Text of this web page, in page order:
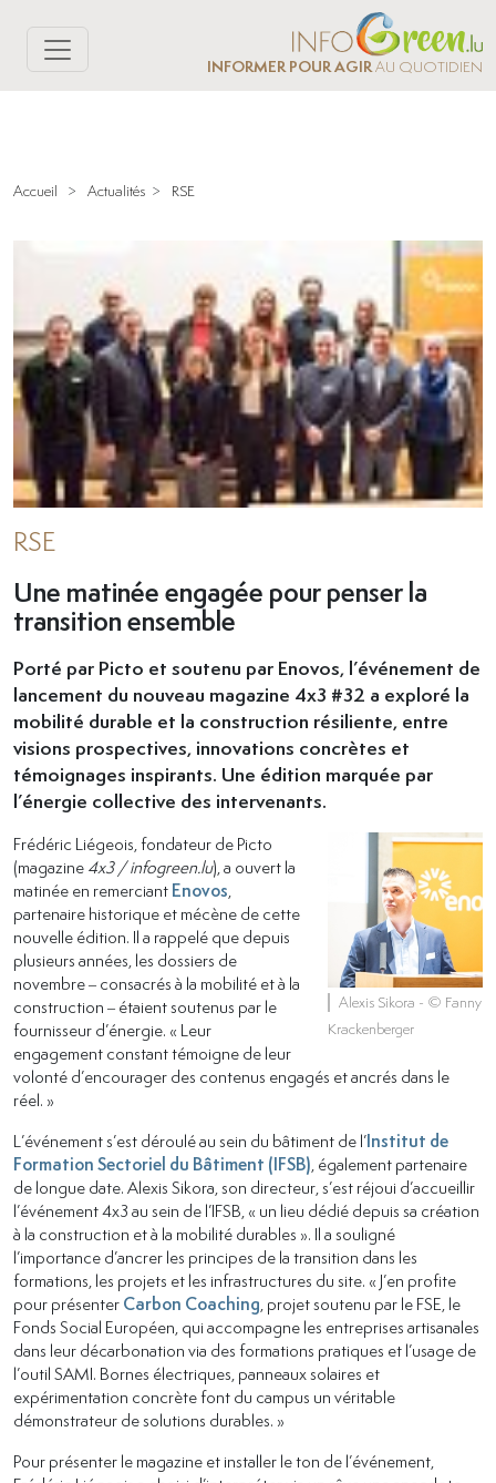
INFORMER POUR AGIRAU QUOTIDIEN
Accueil > Actualités > RSE
RSE
Une matinée engagée pour penser la
transition ensemble
Porté par Picto et soutenu par Enovos, l’événement de
lancement du nouveau magazine 4x3 #32 a exploré la
mobilité durable et la construction résiliente, entre
visions prospectives, innovations concrètes et
témoignages inspirants. Une édition marquée par
l’énergie collective des intervenants.
Alexis Sikora - © Fanny
Krackenberger
Frédéric Liégeois, fondateur de Picto
(magazine 4x3 / infogreen.lu), a ouvert la
matinée en remerciant Enovos
partenaire historique et mécène de cette
nouvelle édition. Il a rappelé que depuis
plusieurs années, les dossiers de
novembre – consacrés à la mobilité et à la
construction – étaient soutenus par le
fournisseur d’énergie. « Leur
engagement constant témoigne de leur
volonté d’encourager des contenus engagés et ancrés dans le
réel. »
L’événement s’est déroulé au sein du bâtiment de l’Institut de
Formation Sectoriel du Bâtiment (IFSB) , également partenaire
de longue date. Alexis Sikora, son directeur, s’est réjoui d’accueillir
l’événement 4x3 au sein de l’IFSB, « un lieu dédié depuis sa création
à la construction et à la mobilité durables ». Il a souligné
l’importance d’ancrer les principes de la transition dans les
formations, les projets et les infrastructures du site. « J’en profite
pour présenter Carbon Coaching , projet soutenu par le FSE, le
Fonds Social Européen, qui accompagne les entreprises artisanales
dans leur décarbonation via des formations pratiques et l’usage de
l’outil SAMI. Bornes électriques, panneaux solaires et
expérimentation concrète font du campus un véritable
démonstrateur de solutions durables. »
Pour présenter le magazine et installer le ton de l’événement,